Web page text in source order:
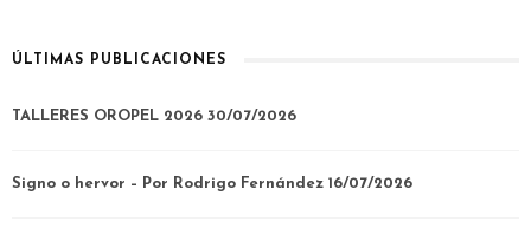
ÚLTIMAS PUBLICACIONES
TALLERES OROPEL 2026 30/07/2026
Signo o hervor – Por Rodrigo Fernández 16/07/2026